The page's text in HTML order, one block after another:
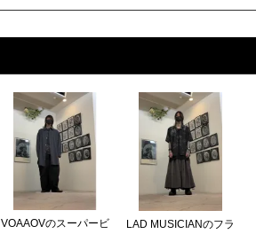
VOAAOVのスーパービ
LAD MUSICIANのフラ